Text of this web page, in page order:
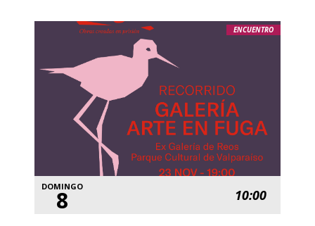
ENCUENTRO
DOMINGO
8 10:00